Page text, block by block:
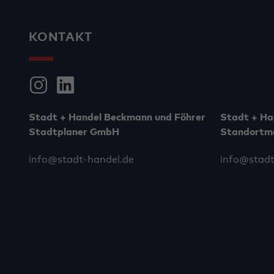
KONTAKT
Stadt + Handel Beckmann und Föhrer
Stadtplaner GmbH
info@stadt-handel.de
Stadt +